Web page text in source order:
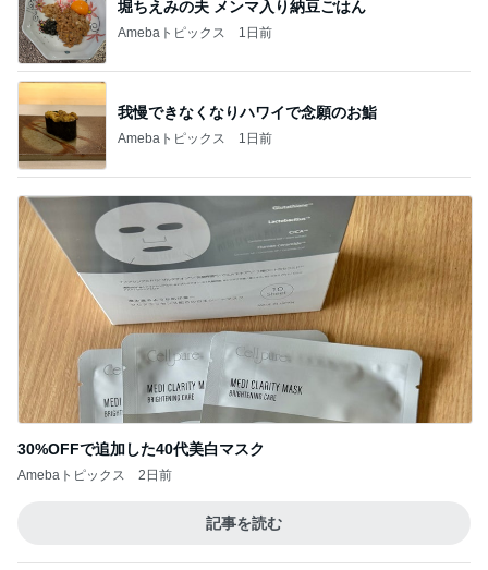
堀ちえみの夫 メンマ入り納豆ごはん
Amebaトピックス 1日前
我慢できなくなりハワイで念願のお鮨
Amebaトピックス 1日前
30%OFFで追加した40代美白マスク
Amebaトピックス 2日前
記事を読む